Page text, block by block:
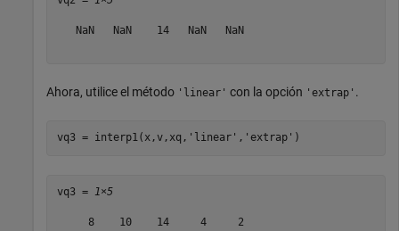
   NaN   NaN    14   NaN   NaN
Ahora, utilice el método 'linear' con la opción 'extrap' .
vq3 = interp1(x,v,xq, 'linear' , 'extrap' )
vq3 = 1×5
     8    10    14     4     2